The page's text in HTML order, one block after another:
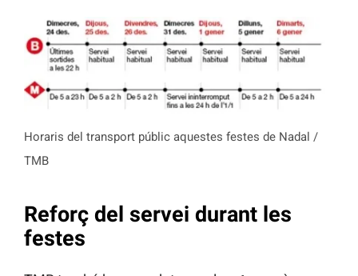
Horaris del transport públic aquestes festes de Nadal /
TMB
Reforç del servei durant les
festes